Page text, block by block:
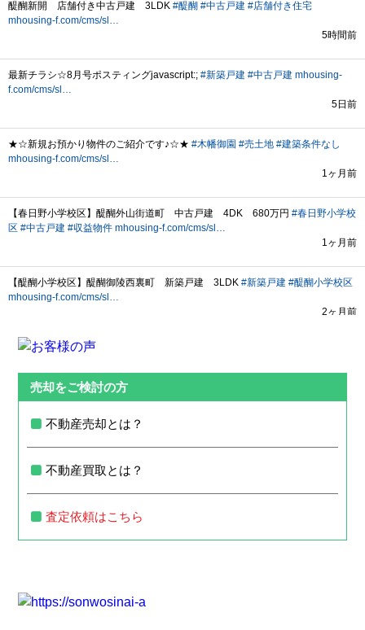
売却をご検討の方
不動産売却とは？
不動産買取とは？
査定依頼はこちら